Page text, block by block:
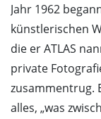
Jahr 1962
künstlerischen
die er ATLAS
private
zusammentrug.
alles, „was